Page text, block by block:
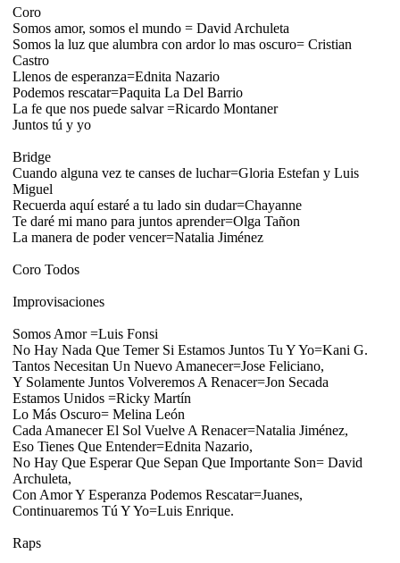
Coro
Somos amor, somos el mundo = David Archuleta
Somos la luz que alumbra con ardor lo mas oscuro= Cristian
Castro
Llenos de esperanza=Ednita Nazario
Podemos rescatar=Paquita La Del Barrio
La fe que nos puede salvar =Ricardo Montaner
Juntos tú y yo
Bridge
Cuando alguna vez te canses de luchar=Gloria Estefan y Luis
Miguel
Recuerda aquí estaré a tu lado sin dudar=Chayanne
Te daré mi mano para juntos aprender=Olga Tañon
La manera de poder vencer=Natalia Jiménez
Coro Todos
Improvisaciones
Somos Amor =Luis Fonsi
No Hay Nada Que Temer Si Estamos Juntos Tu Y Yo=Kani G.
Tantos Necesitan Un Nuevo Amanecer=Jose Feliciano,
Y Solamente Juntos Volveremos A Renacer=Jon Secada
Estamos Unidos =Ricky Martín
Lo Más Oscuro= Melina León
Cada Amanecer El Sol Vuelve A Renacer=Natalia Jiménez,
Eso Tienes Que Entender=Ednita Nazario,
No Hay Que Esperar Que Sepan Que Importante Son= David
Archuleta,
Con Amor Y Esperanza Podemos Rescatar=Juanes,
Continuaremos Tú Y Yo=Luis Enrique.
Raps